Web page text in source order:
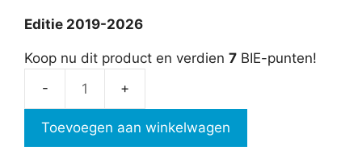
Editie 2019-2026
Koop nu dit product en verdien 7 BIE-punten!
aantal
Toevoegen aan winkelwagen